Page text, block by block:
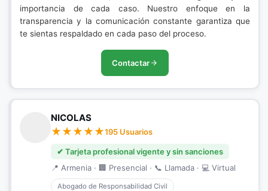
importancia de cada caso. Nuestro enfoque en la
transparencia y la comunicación constante garantiza que
te sientas respaldado en cada paso del proceso.
Contactar
NICOLAS
195 Usuarios
✔ Tarjeta profesional vigente y sin sanciones
📍 Armenia · 🏢 Presencial · 📞 Llamada · 💻 Virtual
Abogado de Responsabilidad Civil